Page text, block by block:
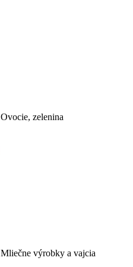
Ovocie, zelenina
Mliečne výrobky a vajcia